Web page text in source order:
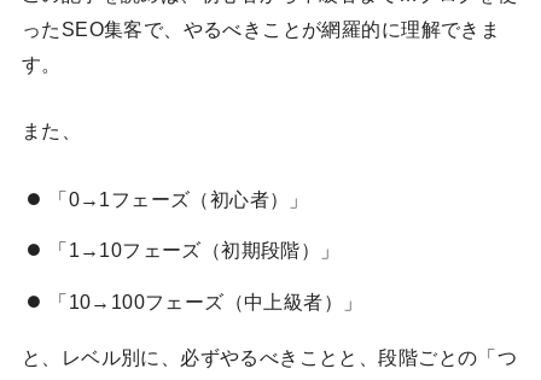
ったSEO集客で、やるべきことが網羅的に理解できま
す。
また、
「0→1フェーズ（初心者）」
「1→10フェーズ（初期段階）」
「10→100フェーズ（中上級者）」
と、レベル別に、必ずやるべきことと、段階ごとの「つ